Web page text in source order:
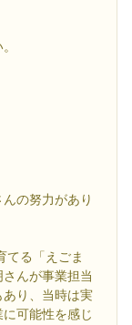
の努力があり
てる「えごま
んが事業担当
り、当時は実
可能性を感じ